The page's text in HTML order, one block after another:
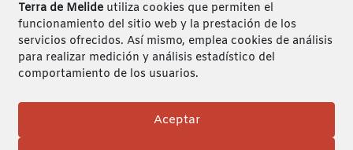
Terra de Melide utiliza cookies que permiten el
funcionamiento del sitio web y la prestación de los
servicios ofrecidos. Así mismo, emplea cookies de análisis
para realizar medición y análisis estadístico del
comportamiento de los usuarios.
Aceptar
Compra segura
Envíos
Devoluciones
Mi cuenta